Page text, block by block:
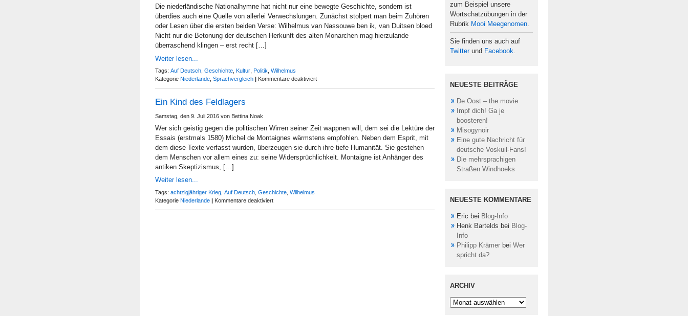
Die niederländische Nationalhymne hat nicht nur eine bewegte Geschichte, sondern ist
überdies auch eine Quelle von allerlei Verwechslungen. Zunächst stolpert man beim Zuhören
oder Lesen über die ersten beiden Verse: Wilhelmus van Nassouwe ben ik, van Duitsen bloed
Nicht nur die Betonung der deutschen Herkunft des alten Monarchen mag hierzulande
überraschend klingen – erst recht […]
Weiter lesen...
Tags: Auf Deutsch Geschichte Kultur Politik Wilhelmus
Kategorie Niederlande Sprachvergleich | Kommentare deaktiviertfür
Ein Kind des Feldlagers
Samstag, den 9. Juli 2016 von Bettina Noak
Wer sich geistig gegen die politischen Wirren seiner Zeit wappnen will, dem sei die Lektüre der
Essais (erstmals 1580) Michel de Montaignes wärmstens empfohlen. Neben dem Esprit, mit
dem diese Texte verfasst wurden, überzeugen sie durch ihre tiefe Humanität. Sie gestehen
dem Menschen vor allem eines zu: seine Widersprüchlichkeit. Montaigne ist Anhänger des
antiken Skeptizismus, […]
Weiter lesen...
Tags: achtzigjähriger Krieg Auf Deutsch Geschichte Wilhelmus
Kategorie Niederlande | Kommentare deaktiviertfür
zum Beispiel unsere
Wortschatzübungen in der
Rubrik Mooi Meegenomen.
Sie finden uns auch auf
Twitterund Facebook
NEUESTE BEITRÄGE
De Oost – the movie
Impf dich! Ga je
boosteren!
Misogynoir
Eine gute Nachricht für
deutsche Voskuil-Fans!
Die mehrsprachigen
Straßen Windhoeks
NEUESTE KOMMENTARE
Eric bei Blog-Info
Henk Bartelds bei Blog-
Info
Philipp Krämer bei Wer
spricht da?
ARCHIV
Archiv